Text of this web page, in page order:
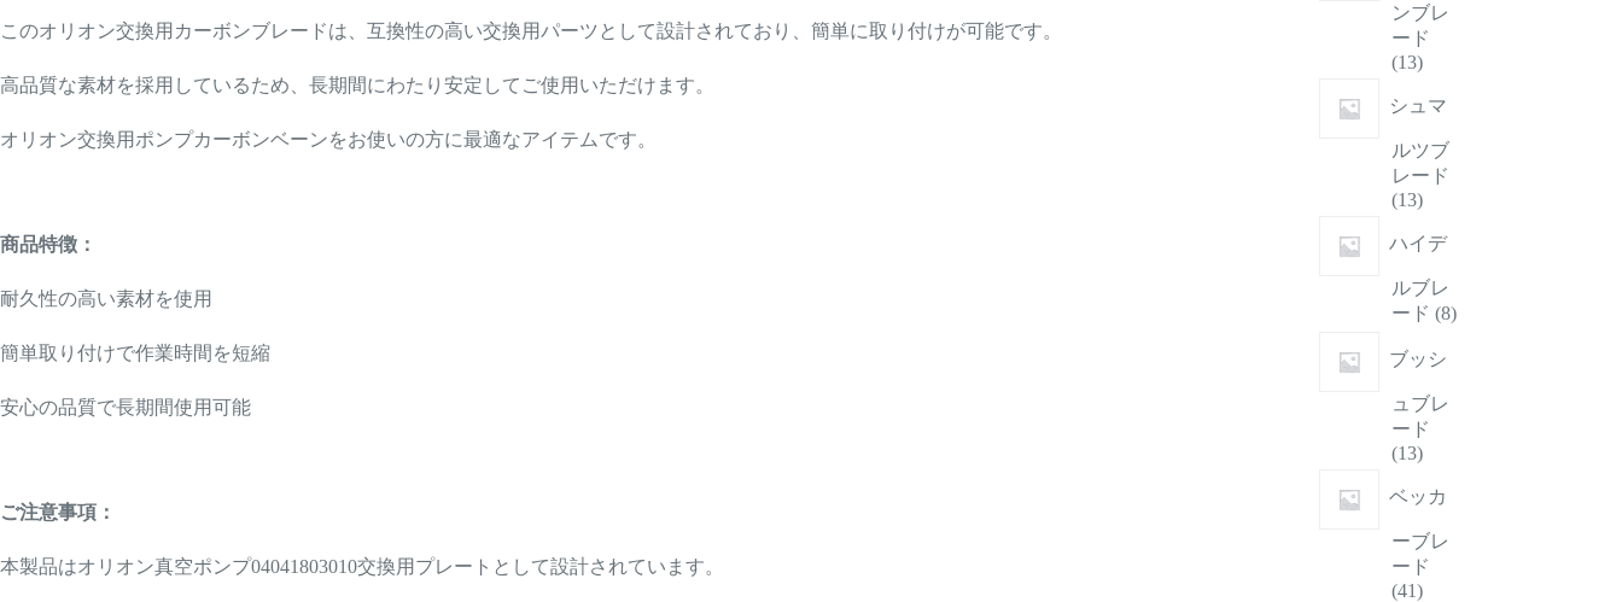
このオリオン交換用カーボンブレードは、互換性の高い交換用パーツとして設計されており、簡単に取り付けが可能です。
高品質な素材を採用しているため、長期間にわたり安定してご使用いただけます。
オリオン交換用ポンプカーボンベーンをお使いの方に最適なアイテムです。
商品特徴：
耐久性の高い素材を使用
簡単取り付けで作業時間を短縮
安心の品質で長期間使用可能
ご注意事項：
本製品はオリオン真空ポンプ04041803010交換用プレートとして設計されています。
品
ンブレ
ード
1313
の
品
シュマ
ルツブ
レード
1313
の
品
ハイデ
ルブレ
ード
88
ブッシ
ュブレ
ード
1313
の
品
ベッカ
ーブレ
ード
4141